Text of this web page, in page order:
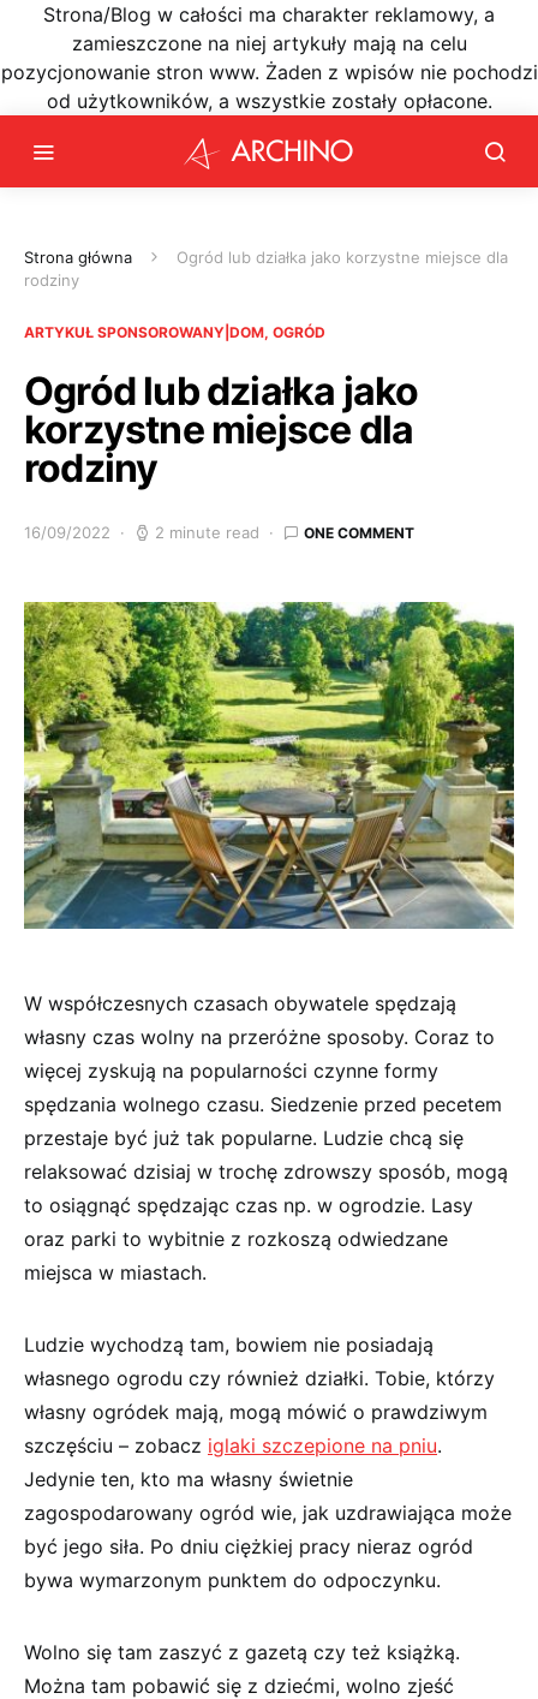
Strona/Blog w całości ma charakter reklamowy, a
zamieszczone na niej artykuły mają na celu
pozycjonowanie stron www. Żaden z wpisów nie pochodzi
od użytkowników, a wszystkie zostały opłacone.
Strona główna
Ogród lub działka jako korzystne miejsce dla
rodziny
ARTYKUŁ SPONSOROWANY|DOM, OGRÓD
Ogród lub działka jako
korzystne miejsce dla
rodziny
16/09/2022 2 minute read ONE COMMENT
W współczesnych czasach obywatele spędzają
własny czas wolny na przeróżne sposoby. Coraz to
więcej zyskują na popularności czynne formy
spędzania wolnego czasu. Siedzenie przed pecetem
przestaje być już tak popularne. Ludzie chcą się
relaksować dzisiaj w trochę zdrowszy sposób, mogą
to osiągnąć spędzając czas np. w ogrodzie. Lasy
oraz parki to wybitnie z rozkoszą odwiedzane
miejsca w miastach.
Ludzie wychodzą tam, bowiem nie posiadają
własnego ogrodu czy również działki. Tobie, którzy
własny ogródek mają, mogą mówić o prawdziwym
szczęściu – zobacz iglaki szczepione na pniu.
Jedynie ten, kto ma własny świetnie
zagospodarowany ogród wie, jak uzdrawiająca może
być jego siła. Po dniu ciężkiej pracy nieraz ogród
bywa wymarzonym punktem do odpoczynku.
Wolno się tam zaszyć z gazetą czy też książką.
Można tam pobawić się z dziećmi, wolno zjeść